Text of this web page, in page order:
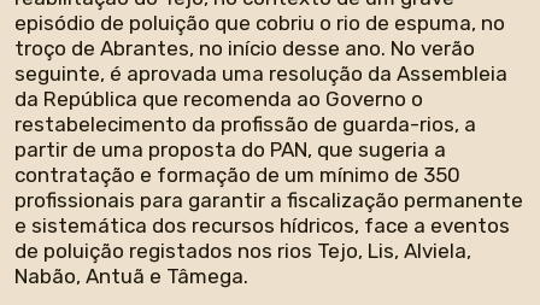
episódio de poluição que cobriu o rio de espuma, no
troço de Abrantes, no início desse ano. No verão
seguinte, é aprovada uma resolução da Assembleia
da República que recomenda ao Governo o
restabelecimento da profissão de guarda-rios, a
partir de uma proposta do PAN, que sugeria a
contratação e formação de um mínimo de 350
profissionais para garantir a fiscalização permanente
e sistemática dos recursos hídricos, face a eventos
de poluição registados nos rios Tejo, Lis, Alviela,
Nabão, Antuã e Tâmega.